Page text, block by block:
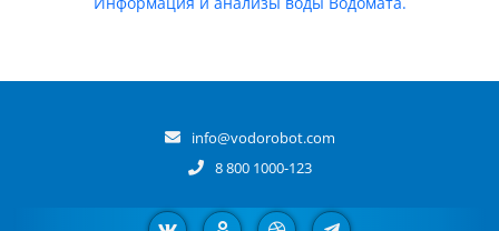
info@vodorobot.com
8 800 1000-123